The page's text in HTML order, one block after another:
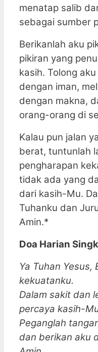
menatap salib
sebagai sumber
Berikanlah aku
pikiran yang
kasih. Tolong
dengan iman,
dengan makna,
orang-orang di
Kalau pun jalan
berat, tuntunlah
pengharapan
tidak ada yang
dari kasih-Mu.
Tuhanku dan
Amin.*
Doa Harian
Ya Tuhan Yesus,
kekuatanku.
Dalam sakit dan
percaya kasih-
Peganglah
dan berikan aku